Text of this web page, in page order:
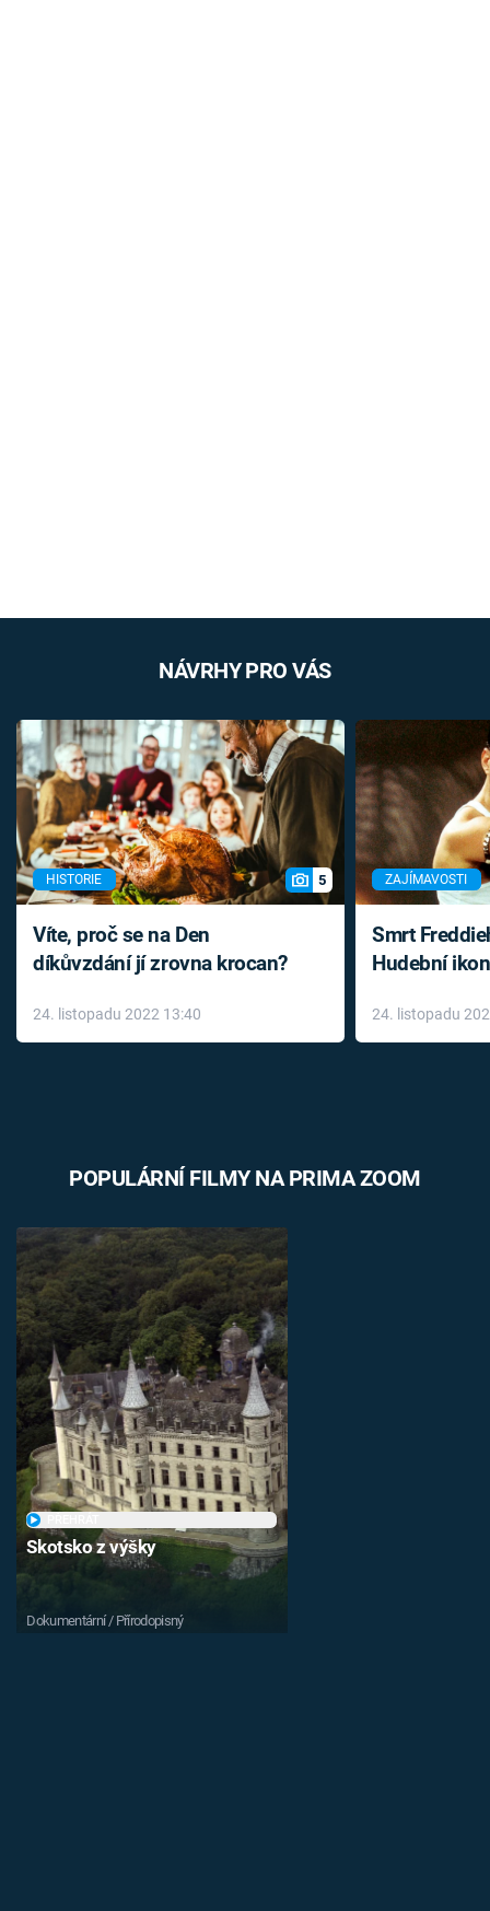
NÁVRHY PRO VÁS
HISTORIE 5
Víte, proč se na Den
díkůvzdání jí zrovna krocan?
24. listopadu 2022 13:40
ZAJÍMAVOSTI
Smrt
Hudební
léky
24. listopadu
POPULÁRNÍ FILMY NA PRIMA ZOOM
Skotsko z výšky
Dokumentární / Přírodopisný